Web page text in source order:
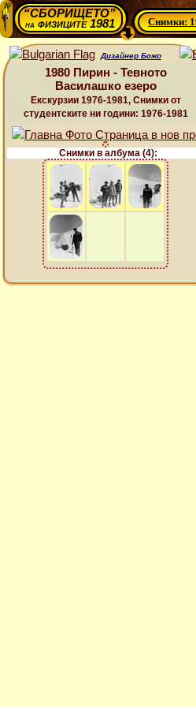
“СБОРИЩЕТО”
нафизиците 1981 Снимки:
Дизайнер Божо
1980 Пирин - Тевното
Василашко езеро
Екскурзии 1976-1981, Снимки от
студентските ни години: 1976-1981
Снимки в албума (4):